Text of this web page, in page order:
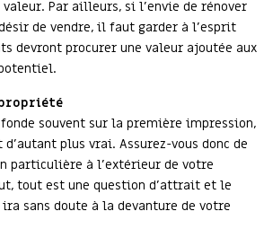
Par ailleurs, si l’envie de rénover
de vendre, il faut garder à l’esprit
devront procurer une valeur ajoutée aux
souvent sur la première impression,
plus vrai. Assurez-vous donc de
particulière à l’extérieur de votre
tout est une question d’attrait et le
sans doute à la devanture de votre